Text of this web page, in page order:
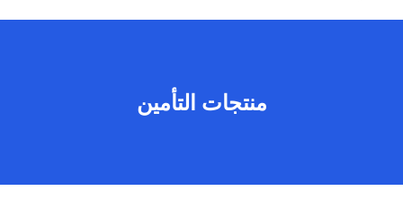
منتجات التأمين